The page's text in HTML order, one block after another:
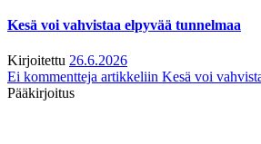
Kesä voi vahvistaa elpyvää tunnelmaa
Kirjoitettu 26.6.2026
Ei kommentteja artikkeliin Kesä voi
Pääkirjoitus